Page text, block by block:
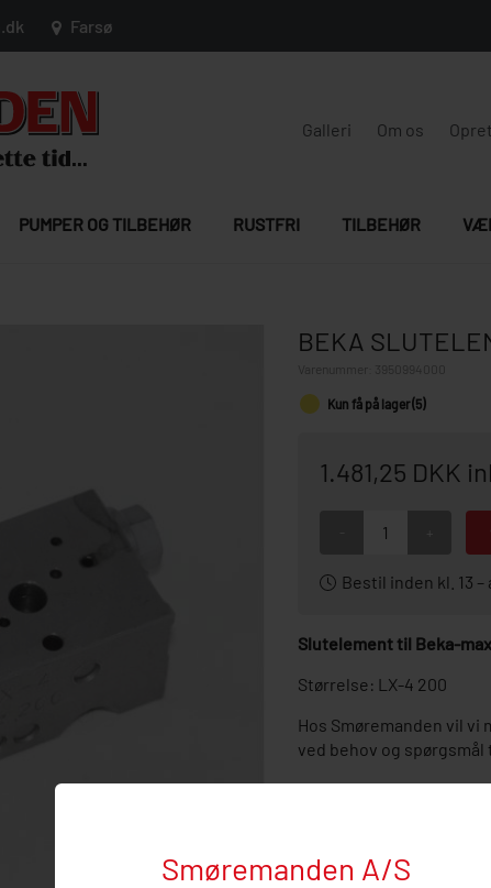
Smøremanden A/S
Farsø
Galleri Om os
PUMPER OG TILBEHØR RUSTFRI TILBEHØR
BEKA
3950994000
Kun få på lager (5)
1.481,25 DKK
Bestil inden kl. 13 –
Slutelement til Beka-
Størrelse: LX-4 200
Hos Smøremanden vil
ved behov og